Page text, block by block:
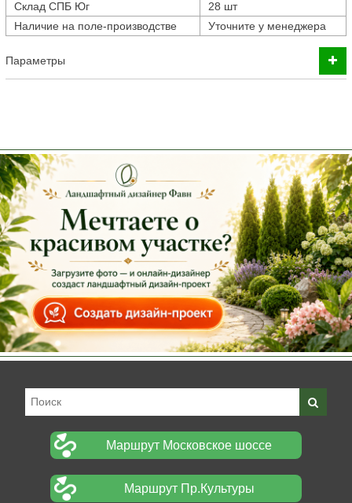
Склад СПБ Юг
28 шт
Наличие на поле-производстве
Уточните у менеджера
Параметры
Маршрут Московское шоссе
Маршрут Пр.Культуры